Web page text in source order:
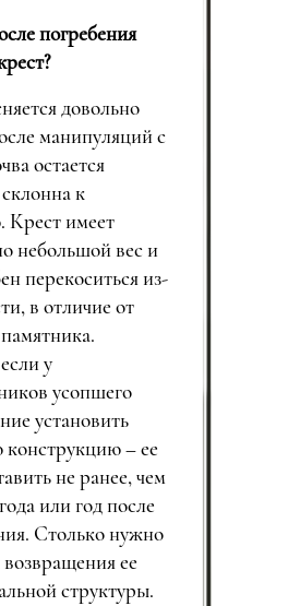
погребения
довольно
манипуляций с
остается
к
Крест имеет
небольшой вес и
перекоситься из-
в отличие от
у
усопшего
установить
– ее
не ранее, чем
или год после
Столько нужно
ее
структуры.